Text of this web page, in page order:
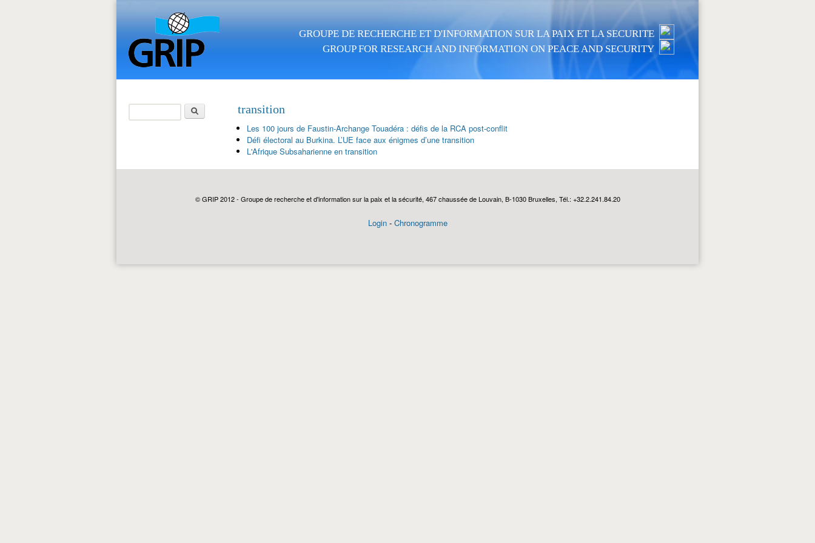
GROUPE DE RECHERCHE ET D'INFORMATION SUR LA PAIX ET LA SECURITE
GROUP FOR RESEARCH AND INFORMATION ON PEACE AND SECURITY
transition
Les 100 jours de Faustin-Archange Touadéra : défis de la RCA post-conflit
Défi électoral au Burkina. L’UE face aux énigmes d’une transition
L'Afrique Subsaharienne en transition
Formulaire de
© GRIP 2012 - Groupe de recherche et d'information sur la paix et la sécurité, 467 chaussée de Louvain, B-1030 Bruxelles, Tél.: +32.2.241.84.20
Login- Chronogramme